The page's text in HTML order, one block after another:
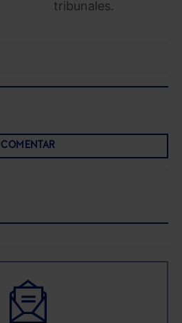
tribunales.
COMENTAR